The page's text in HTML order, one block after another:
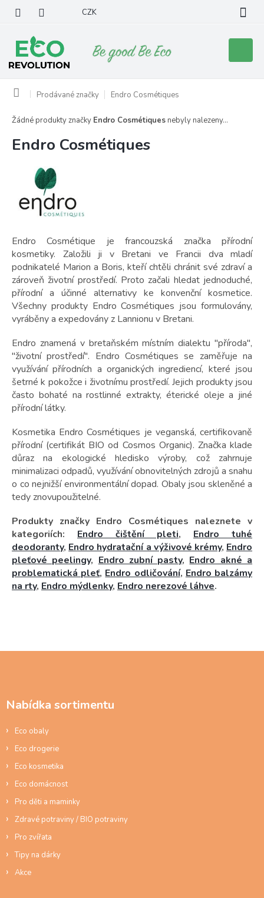
obsah
CZK
košík
Domů Prodávané značky Endro Cosmétiques
Endro Cosmétiques
Endro Cosmétique je francouzská značka přírodní
kosmetiky. Založili ji v Bretani ve Francii dva mladí
podnikatelé Marion a Boris, kteří chtěli chránit své zdraví a
zároveň životní prostředí. Proto začali hledat jednoduché,
přírodní a účinné alternativy ke konvenční kosmetice.
Všechny produkty Endro Cosmétiques jsou formulovány,
vyráběny a expedovány z Lannionu v Bretani.
Endro znamená v bretaňském místním dialektu "příroda",
"životní prostředí". Endro Cosmétiques se zaměřuje na
využívání přírodních a organických ingrediencí, které jsou
šetrné k pokožce i životnímu prostředí. Jejich produkty jsou
často bohaté na rostlinné extrakty, éterické oleje a jiné
přírodní látky.
Kosmetika Endro Cosmétiques je veganská, certifikovaně
přírodní (certifikát BIO od Cosmos Organic). Značka klade
důraz na ekologické hledisko výroby, což zahrnuje
minimalizaci odpadů, využívání obnovitelných zdrojů a snahu
o co nejnižší environmentální dopad. Obaly jsou skleněné a
tedy znovupoužitelné.
Produkty značky Endro Cosmétiques naleznete v
kategoriích: Endro čištění pleti, Endro tuhé
deodoranty, Endro hydratační a výživové krémy, Endro
pleťové peelingy, Endro zubní pasty, Endro akné a
problematická pleť, Endro odličování, Endro balzámy
na rty, Endro mýdlenky, Endro nerezové láhve.
Žádné produkty značky Endro Cosmétiques nebyly nalezeny...
Nabídka sortimentu
Eco obaly
Eco drogerie
Eco kosmetika
Eco domácnost
Pro děti a maminky
Zdravé potraviny / BIO potraviny
Pro zvířata
Tipy na dárky
Akce